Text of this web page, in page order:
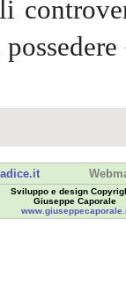
Sviluppo e design
Giuseppe Caporale